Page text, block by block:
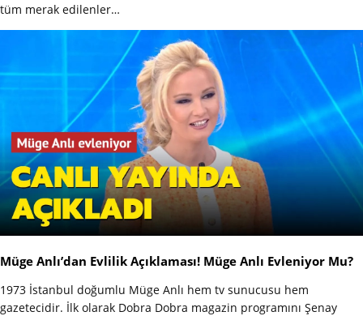
tüm merak edilenler…
Müge Anlı’dan Evlilik Açıklaması! Müge Anlı Evleniyor Mu?
1973 İstanbul doğumlu Müge Anlı hem tv sunucusu hem
gazetecidir. İlk olarak Dobra Dobra magazin programını Şenay